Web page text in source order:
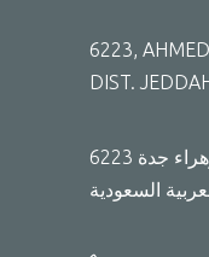
6223,
DIST.
6223 شارع أحمد العطاس، حي الزهراء جدة